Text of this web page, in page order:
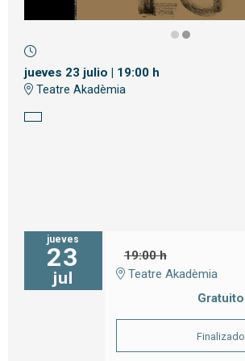
Diapositiva 1 de 2
jueves 23 julio | 19:00 h
Teatre Akadèmia
jueves
23
jul
19:00 h
Teatre Akadèmia
Gratuito
Finalizado